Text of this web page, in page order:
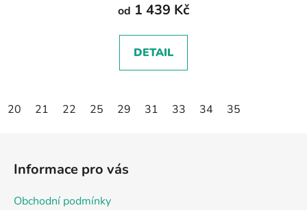
od 1 439 Kč
DETAIL
20 21 22 25 29 31 33 34 35
Informace pro vás
Obchodní podmínky